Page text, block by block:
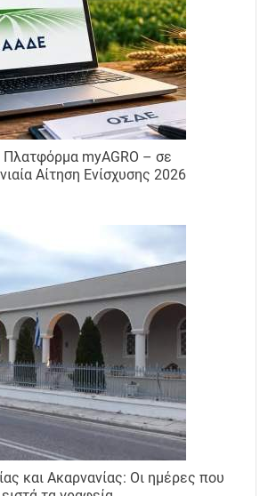
myAGRO – σε
Αίτηση Ενίσχυσης 2026
και Ακαρνανίας: Οι ημέρες που